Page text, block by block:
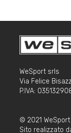
WeSport srls
Via Felice
P.IVA:
© 2021
Sito realizzato